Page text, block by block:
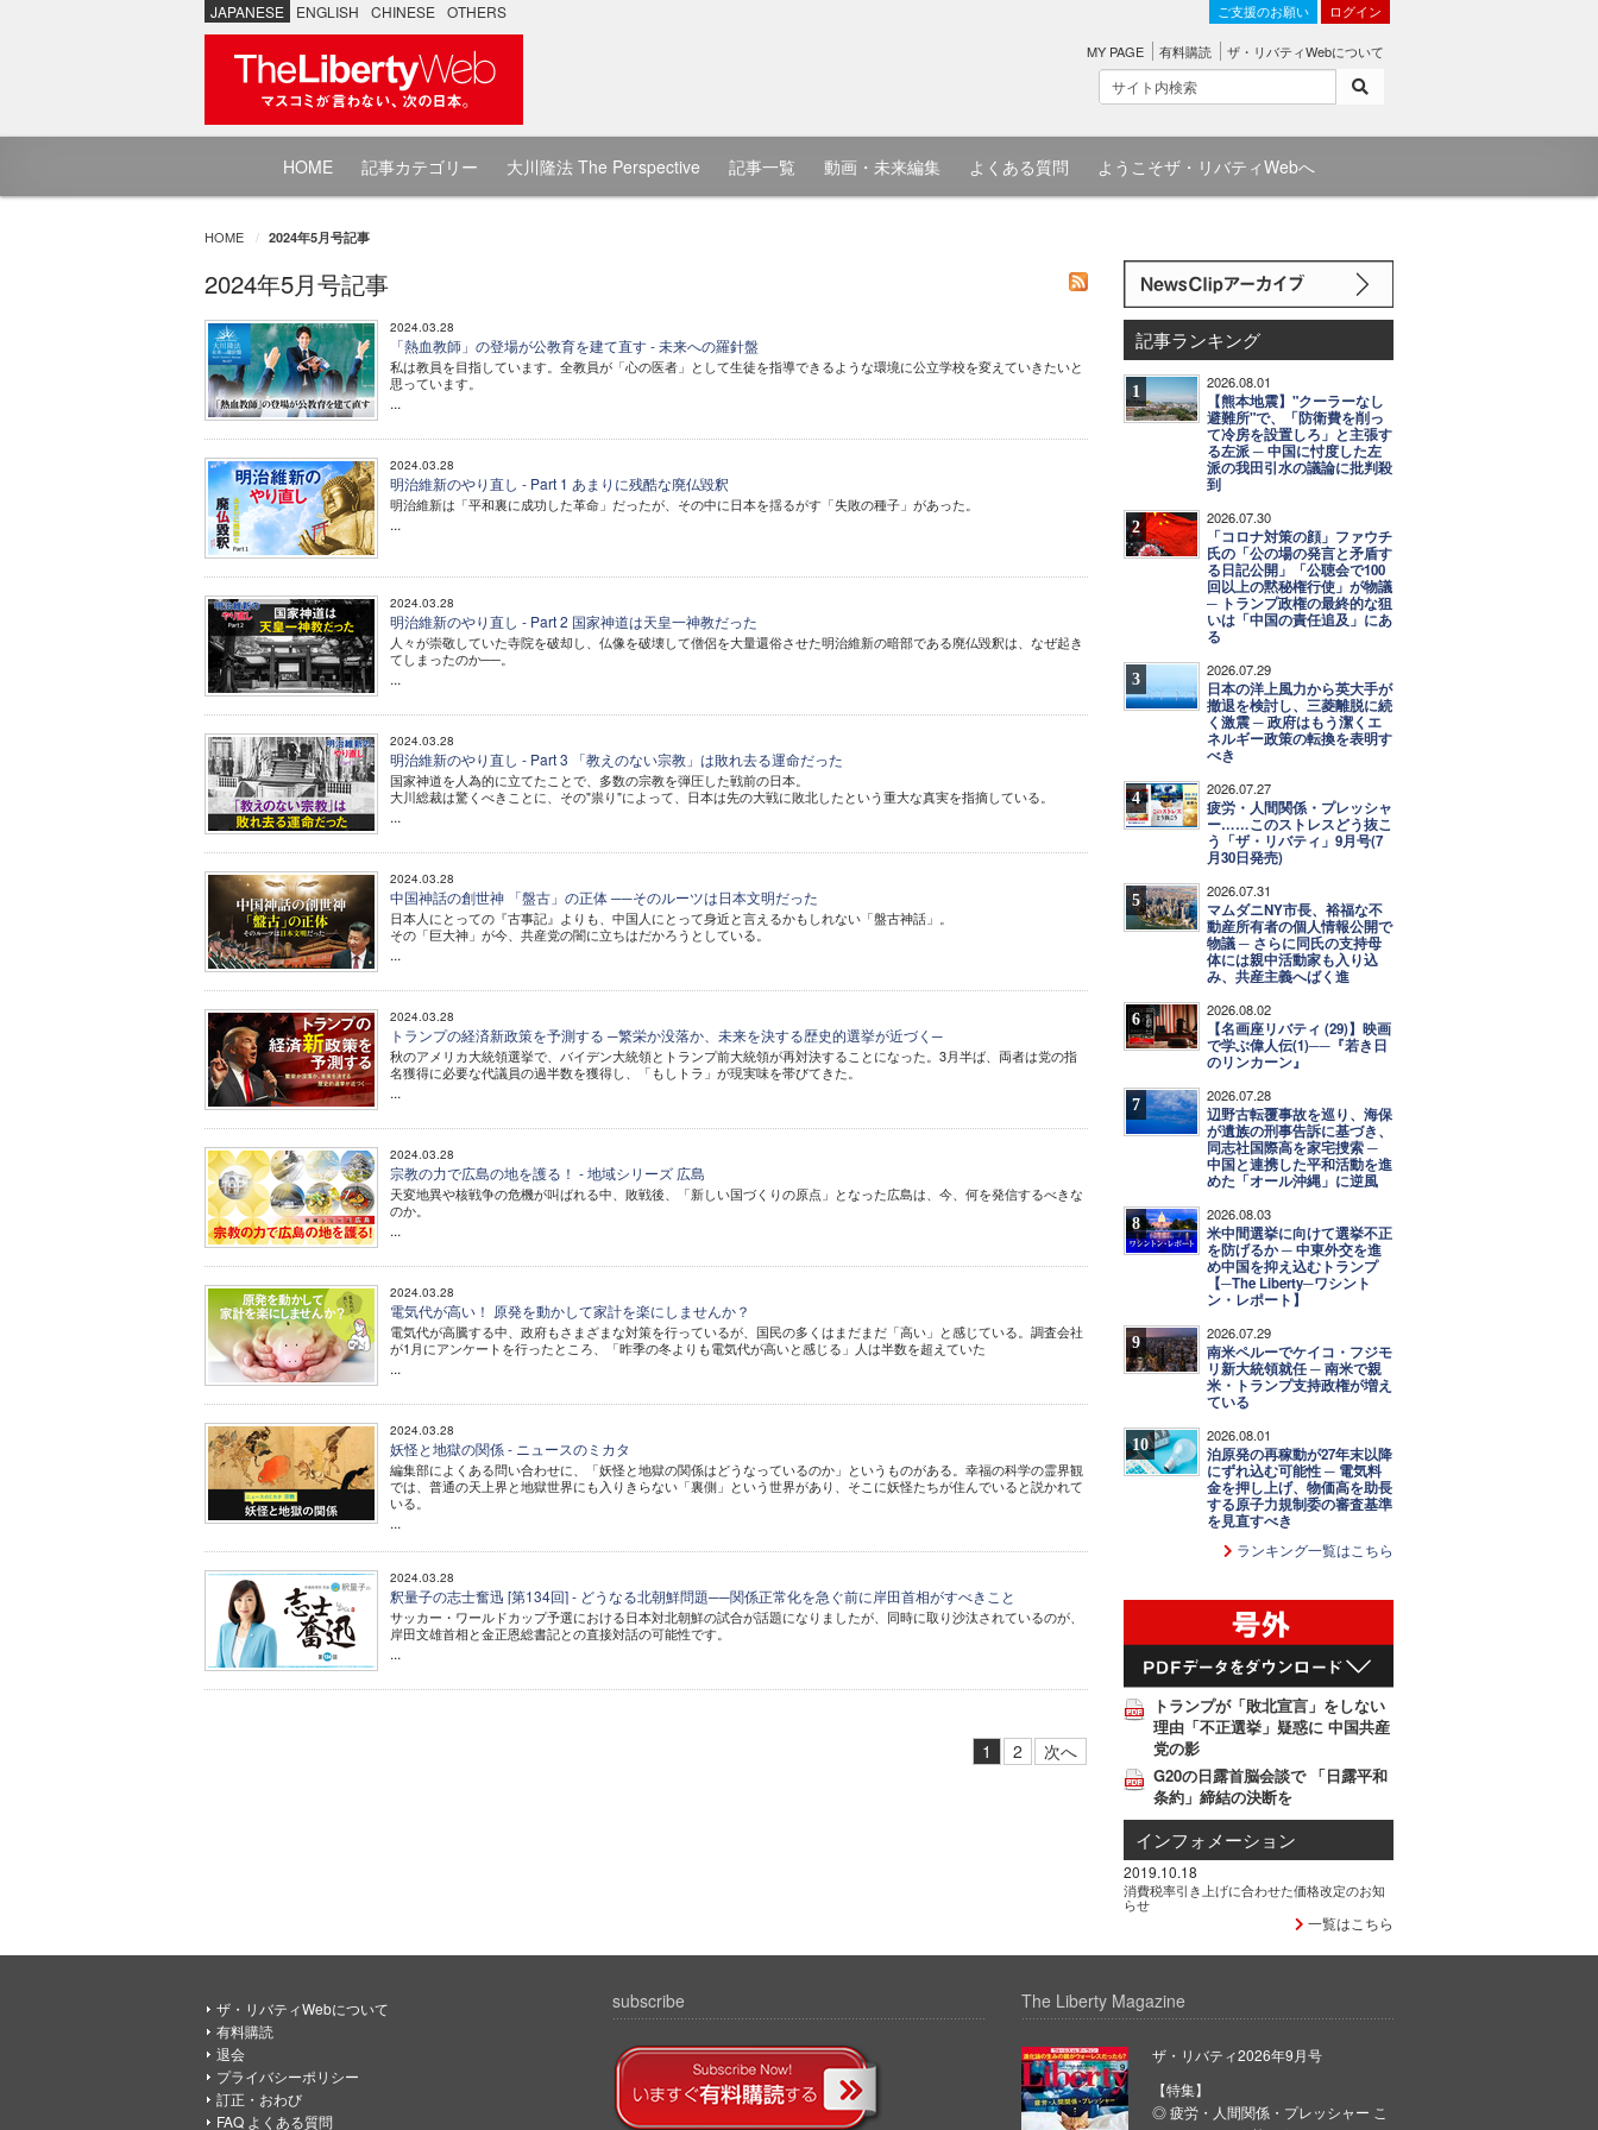
JAPANESE ENGLISH CHINESE OTHERS ご支援のお願い ログイン
MY PAGE 有料購読 ザ・リバティWebについて
HOME 記事カテゴリー 大川隆法 The Perspective 記事一覧 動画・未来編集 よくある質問 ようこそザ・リバティWebへ
HOME 2024年5月号記事
2024年5月号記事
2024.03.28
「熱血教師」の登場が公教育を建て直す - 未来への羅針盤
私は教員を目指しています。全教員が「心の医者」として生徒を指導できるような環境に公立学校を変えていきたいと
思っています。
...
2024.03.28
明治維新のやり直し - Part 1 あまりに残酷な廃仏毀釈
明治維新は「平和裏に成功した革命」だったが、その中に日本を揺るがす「失敗の種子」があった。
...
2024.03.28
明治維新のやり直し - Part 2 国家神道は天皇一神教だった
人々が崇敬していた寺院を破却し、仏像を破壊して僧侶を大量還俗させた明治維新の暗部である廃仏毀釈は、なぜ起き
てしまったのか──。
...
2024.03.28
明治維新のやり直し - Part 3 「教えのない宗教」は敗れ去る運命だった
国家神道を人為的に立てたことで、多数の宗教を弾圧した戦前の日本。
大川総裁は驚くべきことに、その"祟り"によって、日本は先の大戦に敗北したという重大な真実を指摘している。
...
2024.03.28
中国神話の創世神 「盤古」の正体 ──そのルーツは日本文明だった
日本人にとっての『古事記』よりも、中国人にとって身近と言えるかもしれない「盤古神話」。
その「巨大神」が今、共産党の闇に立ちはだかろうとしている。
...
2024.03.28
トランプの経済新政策を予測する ─繁栄か没落か、未来を決する歴史的選挙が近づく─
秋のアメリカ大統領選挙で、バイデン大統領とトランプ前大統領が再対決することになった。3月半ば、両者は党の指
名獲得に必要な代議員の過半数を獲得し、「もしトラ」が現実味を帯びてきた。
...
2024.03.28
宗教の力で広島の地を護る！ - 地域シリーズ 広島
天変地異や核戦争の危機が叫ばれる中、敗戦後、「新しい国づくりの原点」となった広島は、今、何を発信するべきな
のか。
...
2024.03.28
電気代が高い！ 原発を動かして家計を楽にしませんか？
電気代が高騰する中、政府もさまざまな対策を行っているが、国民の多くはまだまだ「高い」と感じている。調査会社
が1月にアンケートを行ったところ、「昨季の冬よりも電気代が高いと感じる」人は半数を超えていた
...
2024.03.28
妖怪と地獄の関係 - ニュースのミカタ
編集部によくある問い合わせに、「妖怪と地獄の関係はどうなっているのか」というものがある。幸福の科学の霊界観
では、普通の天上界と地獄世界にも入りきらない「裏側」という世界があり、そこに妖怪たちが住んでいると説かれて
いる。
...
2024.03.28
釈量子の志士奮迅 [第134回] - どうなる北朝鮮問題──関係正常化を急ぐ前に岸田首相がすべきこと
サッカー・ワールドカップ予選における日本対北朝鮮の試合が話題になりましたが、同時に取り沙汰されているのが、
岸田文雄首相と金正恩総書記との直接対話の可能性です。
...
1 2 次へ
記事ランキング
1 2026.08.01
【熊本地震】"クーラーなし
避難所"で、「防衛費を削っ
て冷房を設置しろ」と主張す
る左派 ─ 中国に忖度した左
派の我田引水の議論に批判殺
到
2 2026.07.30
「コロナ対策の顔」ファウチ
氏の「公の場の発言と矛盾す
る日記公開」「公聴会で100
回以上の黙秘権行使」が物議
─ トランプ政権の最終的な狙
いは「中国の責任追及」にあ
る
3 2026.07.29
日本の洋上風力から英大手が
撤退を検討し、三菱離脱に続
く激震 ─ 政府はもう潔くエ
ネルギー政策の転換を表明す
べき
4 2026.07.27
疲労・人間関係・プレッシャ
ー……このストレスどう抜こ
う「ザ・リバティ」9月号(7
月30日発売)
5 2026.07.31
マムダニNY市長、裕福な不
動産所有者の個人情報公開で
物議 ─ さらに同氏の支持母
体には親中活動家も入り込
み、共産主義へばく進
6 2026.08.02
【名画座リバティ (29)】映画
で学ぶ偉人伝(1)──『若き日
のリンカーン』
7 2026.07.28
辺野古転覆事故を巡り、海保
が遺族の刑事告訴に基づき、
同志社国際高を家宅捜索 ─
中国と連携した平和活動を進
めた「オール沖縄」に逆風
8 2026.08.03
米中間選挙に向けて選挙不正
を防げるか ─ 中東外交を進
め中国を抑え込むトランプ
【─The Liberty─ワシント
ン・レポート】
9 2026.07.29
南米ペルーでケイコ・フジモ
リ新大統領就任 ─ 南米で親
米・トランプ支持政権が増え
ている
10 2026.08.01
泊原発の再稼動が27年末以降
にずれ込む可能性 ─ 電気料
金を押し上げ、物価高を助長
する原子力規制委の審査基準
を見直すべき
ランキング一覧はこちら
トランプが「敗北宣言」をしない
理由「不正選挙」疑惑に 中国共産
党の影
G20の日露首脳会談で 「日露平和
条約」締結の決断を
インフォメーション
2019.10.18
消費税率引き上げに合わせた価格改定のお知
らせ
一覧はこちら
ザ・リバティWebについて
有料購読
退会
プライバシーポリシー
訂正・おわび
FAQ よくある質問
subscribe The Liberty Magazine
ザ・リバティ2026年9月号
【特集】
◎ 疲労・人間関係・プレッシャー こ